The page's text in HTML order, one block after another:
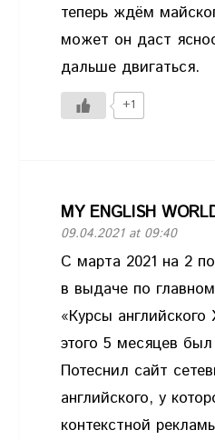
теперь ждём
может он даст
дальше двигаться.
+1
MY ENGLISH
09.04.2021 at 09:40
С марта 2021 на 2
в выдаче по
«Курсы английского
этого 5 месяцев
Потеснил сайт
английского, у
контекстной